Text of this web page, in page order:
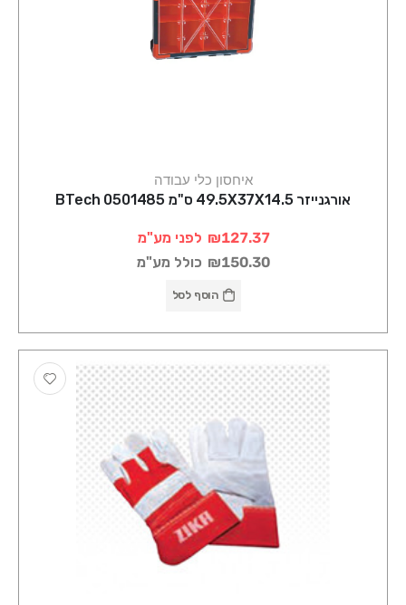
איחסון כלי עבודה
אורגנייזר 49.5X37X14.5 ס"מ BTech 0501485
₪127.37 לפני מע"מ
₪150.30 כולל מע"מ
הוסף לסל